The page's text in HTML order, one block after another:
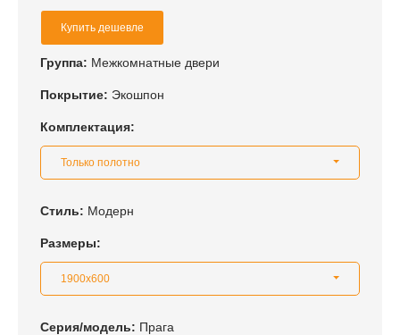
Купить дешевле
Группа: Межкомнатные двери
Покрытие: Экошпон
Комплектация:
Только полотно
Стиль: Модерн
Размеры:
1900x600
Серия/модель: Прага